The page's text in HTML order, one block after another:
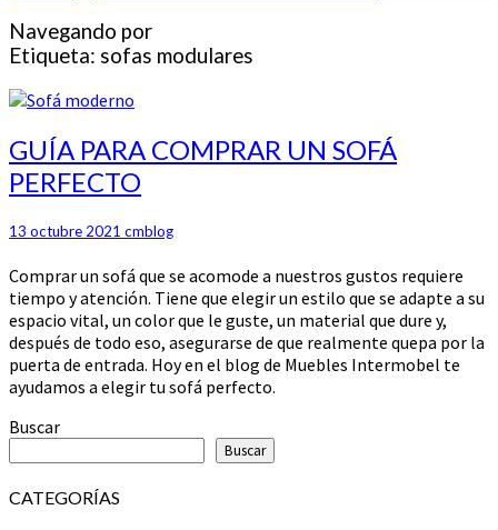
Navegando por
Etiqueta: sofas modulares
GUÍA
PARA
COMPRAR
SOFÁ
GUÍA PARA COMPRAR UN SOFÁ
PERFECTO
13 octubre 2021 cmblog
Comprar un sofá que se acomode a nuestros gustos requiere
tiempo y atención. Tiene que elegir un estilo que se adapte a su
espacio vital, un color que le guste, un material que dure y,
después de todo eso, asegurarse de que realmente quepa por la
puerta de entrada. Hoy en el blog de Muebles Intermobel te
ayudamos a elegir tu sofá perfecto.
Buscar
Buscar
CATEGORÍAS